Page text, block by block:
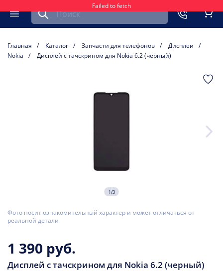
Failed to fetch
Меню
Найти запчасть для мобильного устройства
Главная Каталог Запчасти для телефонов
Дисплеи
Nokia
Дисплей с тачскрином для Nokia 6.2 (черный)
1/3
Фото носит ознакомительный характер и может отличаться от
реальной детали
1 390 руб.
Дисплей с тачскрином для Nokia 6.2 (черный)